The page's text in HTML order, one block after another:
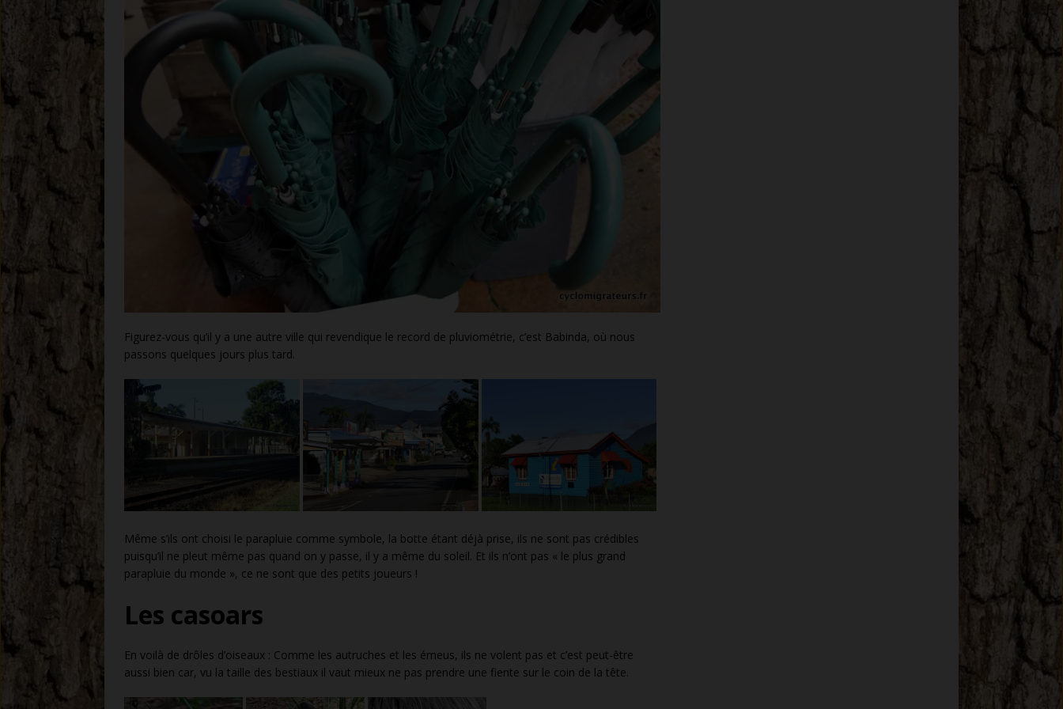
Figurez-vous qu’il y a une autre ville qui revendique le record de pluviométrie, c’est Babinda, où nous
passons quelques jours plus tard.
Même s’ils ont choisi le parapluie comme symbole, la botte étant déjà prise, ils ne sont pas crédibles
puisqu’il ne pleut même pas quand on y passe, il y a même du soleil. Et ils n’ont pas « le plus grand
parapluie du monde », ce ne sont que des petits joueurs !
Les casoars
En voilà de drôles d’oiseaux : Comme les autruches et les émeus, ils ne volent pas et c’est peut-être
aussi bien car, vu la taille des bestiaux il vaut mieux ne pas prendre une fiente sur le coin de la tête.